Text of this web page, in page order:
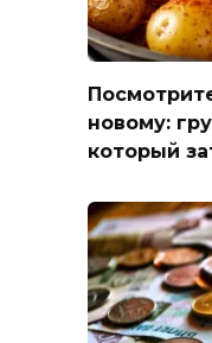
новому:
который